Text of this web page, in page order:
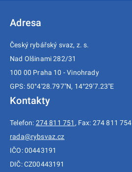
Adresa
Český rybářský svaz, z. s.
Nad Olšinami 282/31
100 00 Praha 10 - Vinohrady
GPS: 50°4'28.797"N, 14°29'7.23"E
Kontakty
Telefon: 274 811 751 , Fax: 274 811 754
rada@rybsvaz.cz
IČO: 00443191
DIČ: CZ00443191